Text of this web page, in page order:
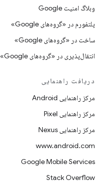
وبلاگ امنیت Google
پلتفورم در «گروه‌های Google»
ساخت در «گروه‌های Google»
انتقال‌پذیری در «گروه‌های Google»
دریافت راهنمایی
مرکز راهنمایی Android
مرکز راهنمایی Pixel
مرکز راهنمایی Nexus
www.android.com
Google Mobile Services
Stack Overflow